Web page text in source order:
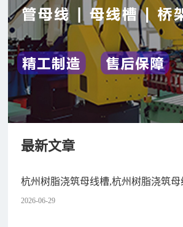
最新文章
杭州树脂浇筑母线槽,杭州树脂浇筑
2026-06-29